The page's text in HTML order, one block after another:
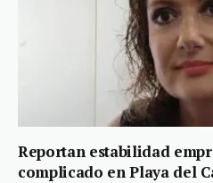
Reportan estabilidad
complicado en Playa del